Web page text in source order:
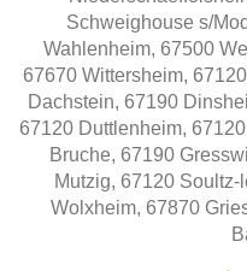
Schweighouse s/
Wahlenheim, 67500
67670 Wittersheim,
Dachstein, 67190
67120 Duttlenheim,
Bruche, 67190
Mutzig, 67120
Wolxheim, 67870